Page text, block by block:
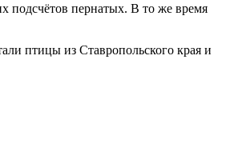
подсчётов пернатых. В то же время
птицы из Ставропольского края и